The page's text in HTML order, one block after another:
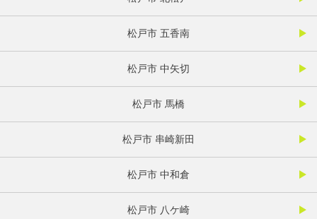
松戸市 五香南
松戸市 中矢切
松戸市 馬橋
松戸市 串崎新田
松戸市 中和倉
松戸市 八ケ崎